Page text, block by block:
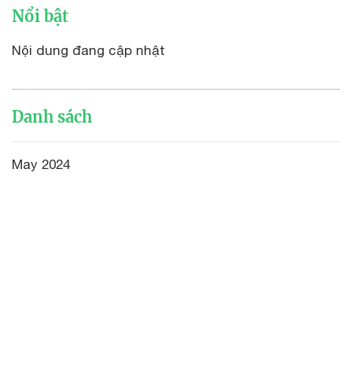
Nổi bật
Nội dung đang cập nhật
Danh sách
May 2024